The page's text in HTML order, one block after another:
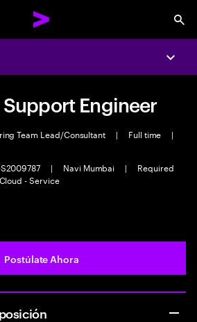
Engineer
Team Lead/Consultant | Full time
|
| Navi Mumbai |
Required
- Service
empleo
Postúlate Ahora